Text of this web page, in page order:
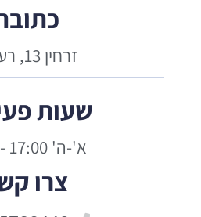
זרחין 13, רעננה
שעות
א'-ה' 17:00 - 8:00
צרו